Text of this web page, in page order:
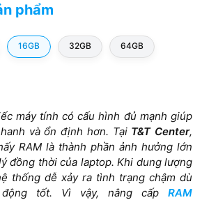
phẩm
16GB 32GB 64GB
máy tính có cấu hình đủ mạnh giúp
và ổn định hơn. Tại T&T Center,
RAM là thành phần ảnh hưởng lớn
đồng thời của laptop. Khi dung lượng
thống dễ xảy ra tình trạng chậm dù
tốt. Vì vậy, nâng cấp RAM